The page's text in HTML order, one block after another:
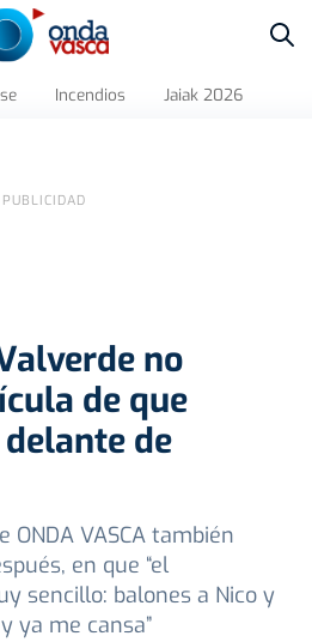
Incendios Jaiak 2026
no
de que
de
ONDA VASCA también
en que “el
sencillo: balones a Nico y
ya me cansa”